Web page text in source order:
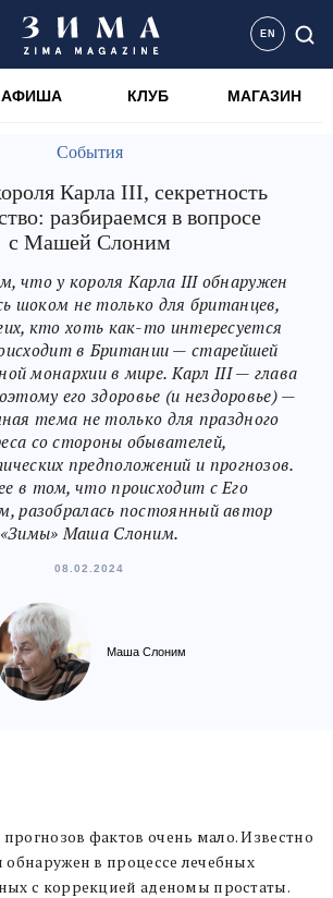
EN
АФИША КЛУБ МАГАЗИН
События
Карла III, секретность
разбираемся в вопросе
с Машей Слоним
что у короля Карла III обнаружен
шоком не только для британцев,
кто хоть как-то интересуется
в Британии — старейшей
монархии в мире. Карл III — глава
его здоровье (и нездоровье) —
тема не только для праздного
со стороны обывателей,
предположений и прогнозов.
в том, что происходит с Его
разобралась постоянный автор
«Зимы» Маша Слоним.
08.02.2024
Маша Слоним
фактов очень мало. Известно
в процессе лечебных
с коррекцией аденомы простаты.